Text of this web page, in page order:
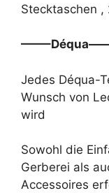
Stecktaschen
Jedes Déqua-
Wunsch von
wird
Sowohl die
Gerberei als
Accessoires